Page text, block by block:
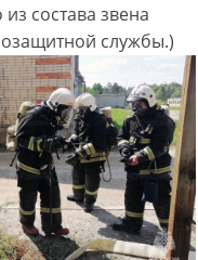
состава звена
службы.)